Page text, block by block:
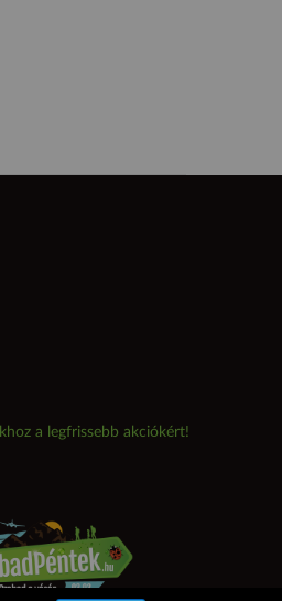
a legfrissebb akciókért!